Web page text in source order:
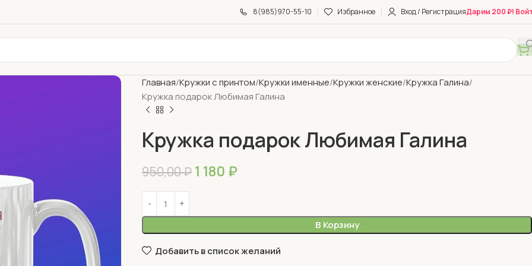
8(985)970-55-10 Избранное Вход / РегистрацияДарим 200 ₽!
Главная Кружки с принтом Кружки именные Кружки женские Кружка Галина
Кружка подарок Любимая Галина
Кружка подарок Любимая Галина
950,00₽ 1 180 ₽
В Корзину
Добавить в список желаний